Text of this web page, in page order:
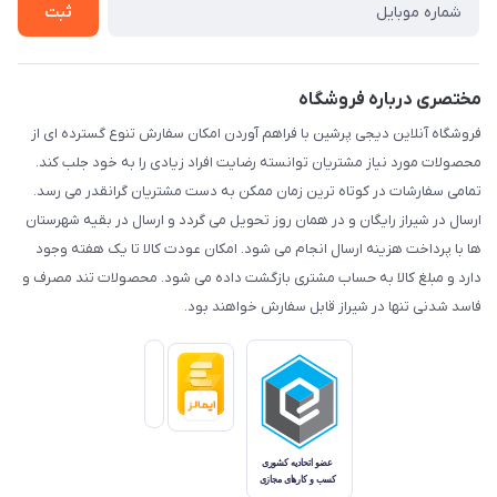
ثبت
مختصری درباره فروشگاه
فروشگاه آنلاین دیجی پرشین با فراهم آوردن امکان سفارش تنوع گسترده ای از
محصولات مورد نیاز مشتریان توانسته رضایت افراد زیادی را به خود جلب کند.
تمامی سفارشات در کوتاه ترین زمان ممکن به دست مشتریان گرانقدر می رسد.
ارسال در شیراز رایگان و در همان روز تحویل می گردد و ارسال در بقیه شهرستان
ها با پرداخت هزینه ارسال انجام می شود. امکان عودت کالا تا یک هفته وجود
دارد و مبلغ کالا به حساب مشتری بازگشت داده می شود. محصولات تند مصرف و
فاسد شدنی تنها در شیراز قابل سفارش خواهند بود.